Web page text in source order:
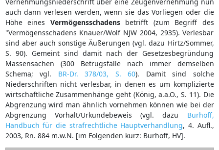
auch dann verlesen werden, wenn sie das Vorliegen oder die
Höhe eines Vermögensschadensbetrifft (zum Begriff des
"Vermögensschadens Knauer/Wolf NJW 2004, 2935). Verlesbar
sind aber auch sonstige Äußerungen (vgl. dazu Hirtz/Sommer,
S. 90). Gemeint sind damit nach der Gesetzesbegründung
Massensachen (300 Betrugsfälle nach immer demselben
Schema; vgl. BR-Dr. 378/03, S. 60). Damit sind solche
Niederschriften nicht verlesbar, in denen es um komplizierte
wirtschaftliche Zusammenhänge geht (König, a.a.O., S. 11). Die
Abgrenzung wird man ähnlich vornehmen können wie bei der
Abgrenzung Vorhalt/Urkundebeweis (vgl. dazu Burhoff,
Handbuch für die strafrechtliche Hauptverhandlung, 4. Aufl.,
2003, Rn. 884 m.w.N. [im Folgenden kurz: Burhoff, HV].